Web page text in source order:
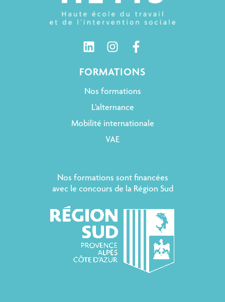
FORMATIONS
Nos formations
L’alternance
Mobilité internationale
VAE
Nos formations sont financées
avec le concours de la Région Sud